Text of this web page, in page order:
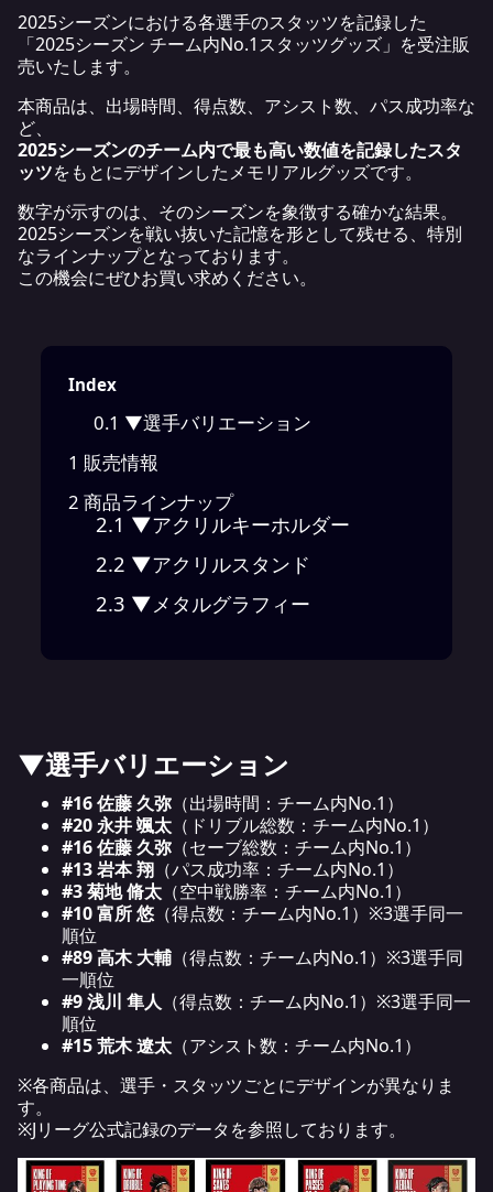
2025シーズンにおける各選手のスタッツを記録した
「2025シーズン チーム内No.1スタッツグッズ」を受注販
売いたします。
本商品は、出場時間、得点数、アシスト数、パス成功率な
ど、
2025シーズンのチーム内で最も高い数値を記録したスタ
ッツをもとにデザインしたメモリアルグッズです。
数字が示すのは、そのシーズンを象徴する確かな結果。
2025シーズンを戦い抜いた記憶を形として残せる、特別
なラインナップとなっております。
この機会にぜひお買い求めください。
Index
0.1 ▼選手バリエーション
1 販売情報
2 商品ラインナップ
2.1 ▼アクリルキーホルダー
2.2 ▼アクリルスタンド
2.3 ▼メタルグラフィー
▼選手バリエーション
#16 佐藤 久弥 （出場時間：チーム内No.1）
#20 永井 颯太 （ドリブル総数：チーム内No.1）
#16 佐藤 久弥 （セーブ総数：チーム内No.1）
#13 岩本 翔 （パス成功率：チーム内No.1）
#3 菊地 脩太 （空中戦勝率：チーム内No.1）
#10 富所 悠 （得点数：チーム内No.1）※3選手同一
順位
#89 高木 大輔 （得点数：チーム内No.1）※3選手同
一順位
#9 浅川 隼人 （得点数：チーム内No.1）※3選手同一
順位
#15 荒木 遼太 （アシスト数：チーム内No.1）
※各商品は、選手・スタッツごとにデザインが異なりま
す。
※Jリーグ公式記録のデータを参照しております。